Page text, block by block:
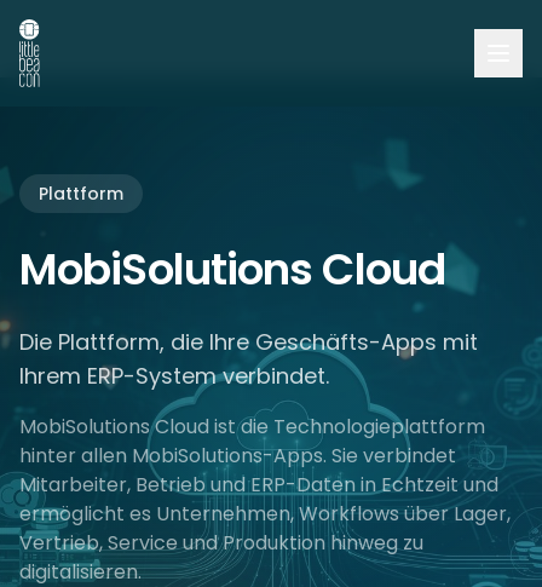
Plattform
MobiSolutions Cloud
Die Plattform, die Ihre Geschäfts-Apps mit
Ihrem ERP-System verbindet.
MobiSolutions Cloud ist die Technologieplattform
hinter allen MobiSolutions-Apps. Sie verbindet
Mitarbeiter, Betrieb und ERP-Daten in Echtzeit und
ermöglicht es Unternehmen, Workflows über Lager,
Vertrieb, Service und Produktion hinweg zu
digitalisieren.